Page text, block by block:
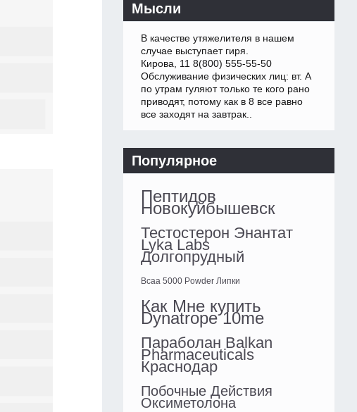
Мысли
В качестве утяжелителя в нашем
случае выступает гиря.
Кирова, 11 8(800) 555-55-50
Обслуживание физических лиц: вт. А
по утрам гуляют только те кого рано
приводят, потому как в 8 все равно
все заходят на завтрак..
Популярное
Пептидов
Новокуйбышевск
Тестостерон Энантат
Lyka Labs
Долгопрудный
Bcaa 5000 Powder Липки
Как Мне купить
Dynatrope 10me
Параболан Balkan
Pharmaceuticals
Краснодар
Побочные Действия
Оксиметолона